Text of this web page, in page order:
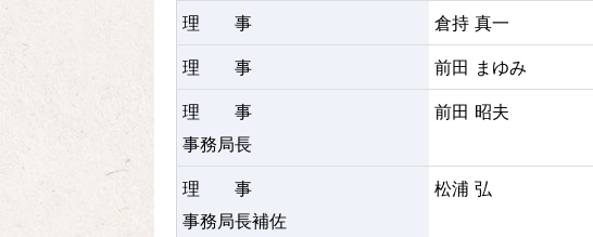
理 事 倉持 真一
理 事 前田 まゆみ
理 事
事務局長
前田 昭夫
理 事
事務局長補佐
松浦 弘